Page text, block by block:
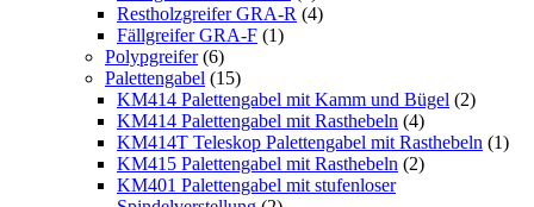
Restholzgreifer GRA-R (4)
Fällgreifer GRA-F (1)
Polypgreifer (6)
Palettengabel (15)
KM414 Palettengabel mit Kamm und Bügel (2)
KM414 Palettengabel mit Rasthebeln (4)
KM414T Teleskop Palettengabel mit Rasthebeln (1)
KM415 Palettengabel mit Rasthebeln (2)
KM401 Palettengabel mit stufenloser